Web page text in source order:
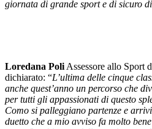
giornata di grande sport e di sicuro
Loredana Poli Assessore allo Sport
dichiarato: “L’ultima delle cinque
anche quest’anno un percorso che
per tutti gli appassionati di questo
Como si palleggiano partenze e
duetto che a mio avviso fa molto